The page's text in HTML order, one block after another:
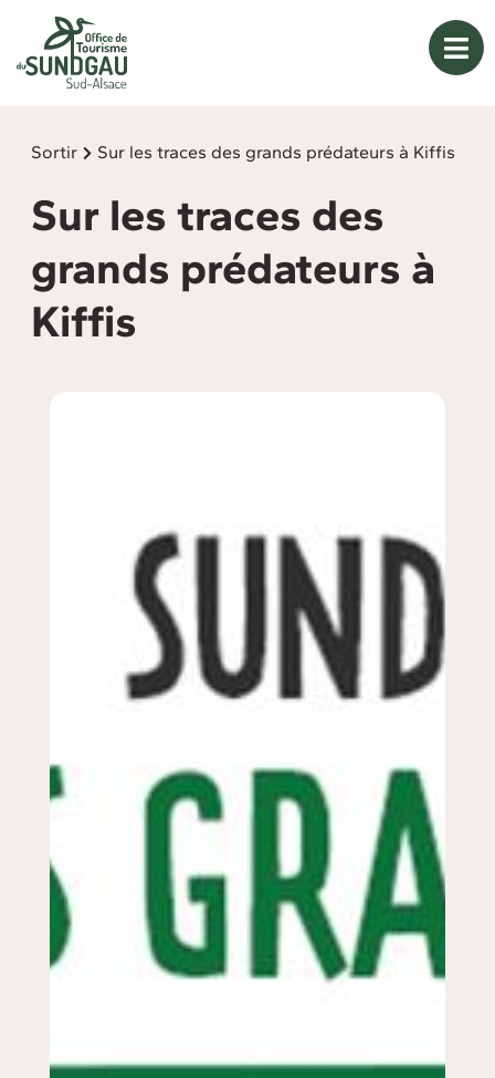
Sortir Sur les traces des grands prédateurs à Kiffis
Sur les traces des
grands prédateurs à
Kiffis
Panneau de gestion des cookies